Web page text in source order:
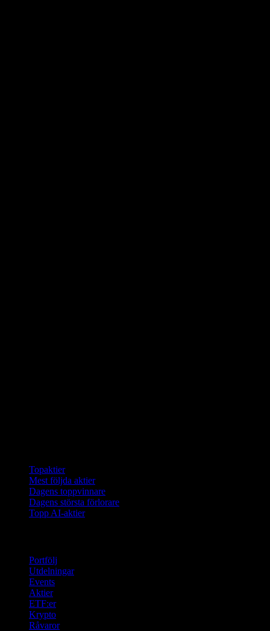
Topaktier
Mest följda aktier
Dagens toppvinnare
Dagens största förlorare
Topp AI-aktier
Portfölj
Utdelningar
Events
Aktier
ETF:er
Krypto
Råvaror